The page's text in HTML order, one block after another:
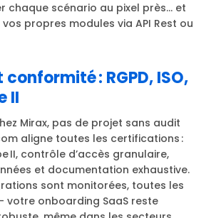
chaque scénario au pixel près… et
propres modules via API Rest ou
: RGPD, ISO,
II
Mirax, pas de projet sans audit
aligne toutes les certifications :
II, contrôle d’accès granulaire,
et documentation exhaustive.
sont monitorées, toutes les
votre onboarding SaaS reste